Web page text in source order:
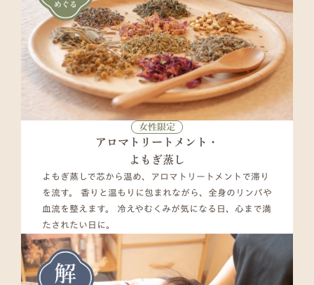
女性限定
アロマトリートメント・
よもぎ蒸し
よもぎ蒸しで芯から温め、アロマトリートメントで滞り
を流す。 香りと温もりに包まれながら、全身のリンパや
血流を整えます。 冷えやむくみが気になる日、心まで満
たされたい日に。